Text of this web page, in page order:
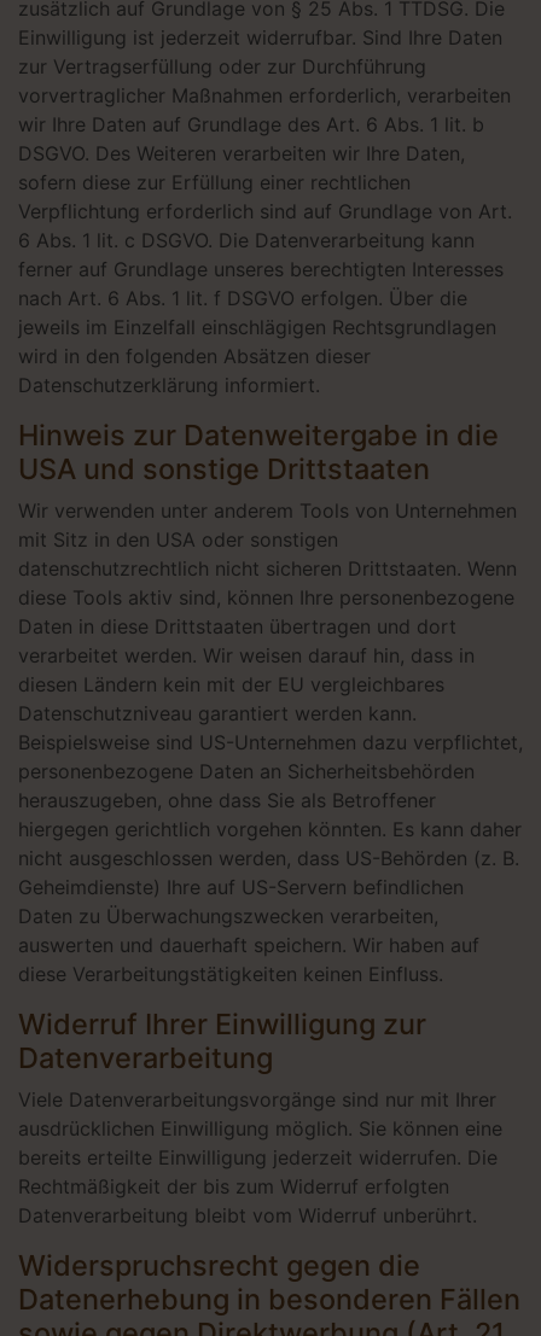
zusätzlich auf Grundlage von § 25 Abs. 1 TTDSG. Die
Einwilligung ist jederzeit widerrufbar. Sind Ihre Daten
zur Vertragserfüllung oder zur Durchführung
vorvertraglicher Maßnahmen erforderlich, verarbeiten
wir Ihre Daten auf Grundlage des Art. 6 Abs. 1 lit. b
DSGVO. Des Weiteren verarbeiten wir Ihre Daten,
sofern diese zur Erfüllung einer rechtlichen
Verpflichtung erforderlich sind auf Grundlage von Art.
6 Abs. 1 lit. c DSGVO. Die Datenverarbeitung kann
ferner auf Grundlage unseres berechtigten Interesses
nach Art. 6 Abs. 1 lit. f DSGVO erfolgen. Über die
jeweils im Einzelfall einschlägigen Rechtsgrundlagen
wird in den folgenden Absätzen dieser
Datenschutzerklärung informiert.
Hinweis zur Datenweitergabe in die
USA und sonstige Drittstaaten
Wir verwenden unter anderem Tools von Unternehmen
mit Sitz in den USA oder sonstigen
datenschutzrechtlich nicht sicheren Drittstaaten. Wenn
diese Tools aktiv sind, können Ihre personenbezogene
Daten in diese Drittstaaten übertragen und dort
verarbeitet werden. Wir weisen darauf hin, dass in
diesen Ländern kein mit der EU vergleichbares
Datenschutzniveau garantiert werden kann.
Beispielsweise sind US-Unternehmen dazu verpflichtet,
personenbezogene Daten an Sicherheitsbehörden
herauszugeben, ohne dass Sie als Betroffener
hiergegen gerichtlich vorgehen könnten. Es kann daher
nicht ausgeschlossen werden, dass US-Behörden (z. B.
Geheimdienste) Ihre auf US-Servern befindlichen
Daten zu Überwachungszwecken verarbeiten,
auswerten und dauerhaft speichern. Wir haben auf
diese Verarbeitungstätigkeiten keinen Einfluss.
Widerruf Ihrer Einwilligung zur
Datenverarbeitung
Viele Datenverarbeitungsvorgänge sind nur mit Ihrer
ausdrücklichen Einwilligung möglich. Sie können eine
bereits erteilte Einwilligung jederzeit widerrufen. Die
Rechtmäßigkeit der bis zum Widerruf erfolgten
Datenverarbeitung bleibt vom Widerruf unberührt.
Widerspruchsrecht gegen die
Datenerhebung in besonderen Fällen